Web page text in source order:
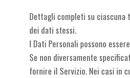
Dettagli completi su
dei dati stessi.
I Dati Personali possono
Se non diversamente
fornire il Servizio. Nei casi in